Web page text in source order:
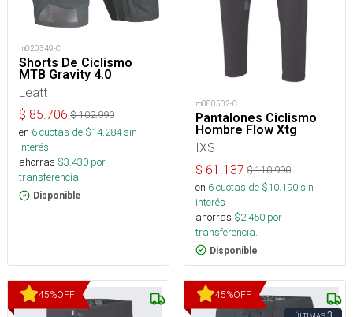
m020349-C
Shorts De Ciclismo
MTB Gravity 4.0
Leatt
$ 85.706 $102.990
en 6cuotas de $14.284sin
interés
ahorras $3.430 por
transferencia.
Disponible
m080502-C
Pantalones Ciclismo
Hombre Flow Xtg
IXS
$ 61.137 $110.990
en 6cuotas de $10.190sin
interés
ahorras $2.450 por
transferencia.
Disponible
45%OFF 45%OFF